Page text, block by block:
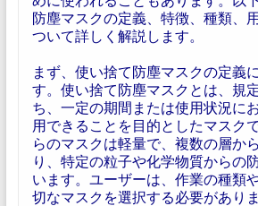
防塵マスクの定義、特徴、種類、
ついて詳しく解説します。
まず、使い捨て防塵マスクの定義
す。使い捨て防塵マスクとは、規
ち、一定の期間または使用状況に
用できることを目的としたマスク
らのマスクは軽量で、複数の層か
り、特定の粒子や化学物質からの
います。ユーザーは、作業の種類
切なマスクを選択する必要がありま